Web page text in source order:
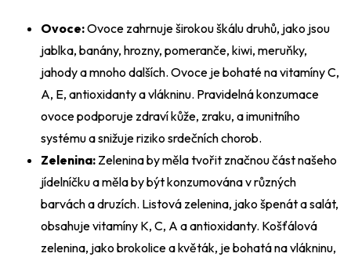
Ovoce:Ovoce zahrnuje širokou škálu druhů, jako jsou
jablka, banány, hrozny, pomeranče, kiwi, meruňky,
jahody a mnoho dalších. Ovoce je bohaté na vitamíny C,
A, E, antioxidanty a vlákninu. Pravidelná konzumace
ovoce podporuje zdraví kůže, zraku, a imunitního
systému a snižuje riziko srdečních chorob.
Zelenina: Zelenina by měla tvořit značnou část našeho
jídelníčku a měla by být konzumována v různých
barvách a druzích. Listová zelenina, jako špenát a salát,
obsahuje vitamíny K, C, A a antioxidanty. Košťálová
zelenina, jako brokolice a květák, je bohatá na vlákninu,